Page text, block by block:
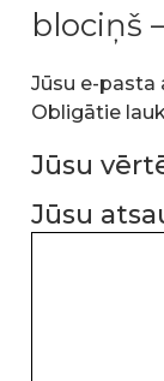
blociņš
Jūsu e-pasta
Obligātie
Jūsu
Jūsu